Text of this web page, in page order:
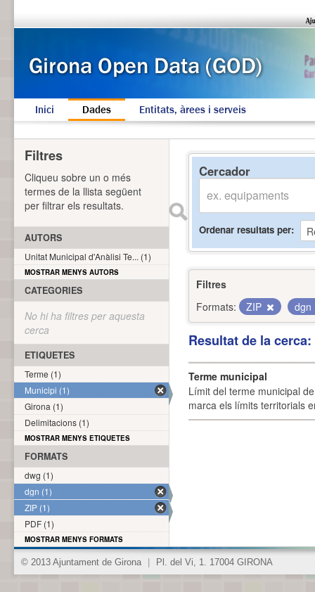
Inici Dades Entitats, àrees i serveis
Cercador
Ordenar resultats per
Filtres
Formats:
ZIP dgn
Resultat de la
Terme municipal
Límit del terme municipal
marca els límits territorials
Filtres
Cliqueu sobre un o més
termes de la llista següent
per filtrar els resultats.
AUTORS
Unitat Municipal d'Anàlisi Te... (1)
MOSTRAR MENYS AUTORS
CATEGORIES
No hi ha filtres per aquesta
cerca
ETIQUETES
Terme (1)
Municipi (1)
Girona (1)
Delimitacions (1)
MOSTRAR MENYS ETIQUETES
FORMATS
dwg (1)
dgn (1)
ZIP (1)
PDF (1)
MOSTRAR MENYS FORMATS
© 2013 Ajuntament de Girona Pl. del Vi, 1. 17004 GIRONA